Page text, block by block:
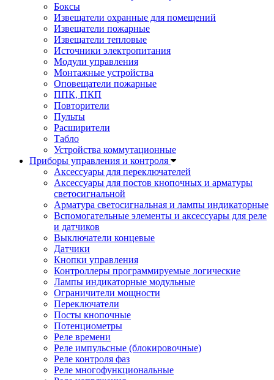
Боксы
Извещатели охранные для помещений
Извещатели пожарные
Извещатели тепловые
Источники электропитания
Модули управления
Монтажные устройства
Оповещатели пожарные
ППК, ПКП
Повторители
Пульты
Расширители
Табло
Устройства коммутационные
Приборы управления и контроля
Аксессуары для переключателей
Аксессуары для постов кнопочных и арматуры
светосигнальной
Арматура светосигнальная и лампы индикаторные
Вспомогательные элементы и аксессуары для реле
и датчиков
Выключатели концевые
Датчики
Кнопки управления
Контроллеры программируемые логические
Лампы индикаторные модульные
Ограничители мощности
Переключатели
Посты кнопочные
Потенциометры
Реле времени
Реле импульсные (блокировочные)
Реле контроля фаз
Реле многофункциональные